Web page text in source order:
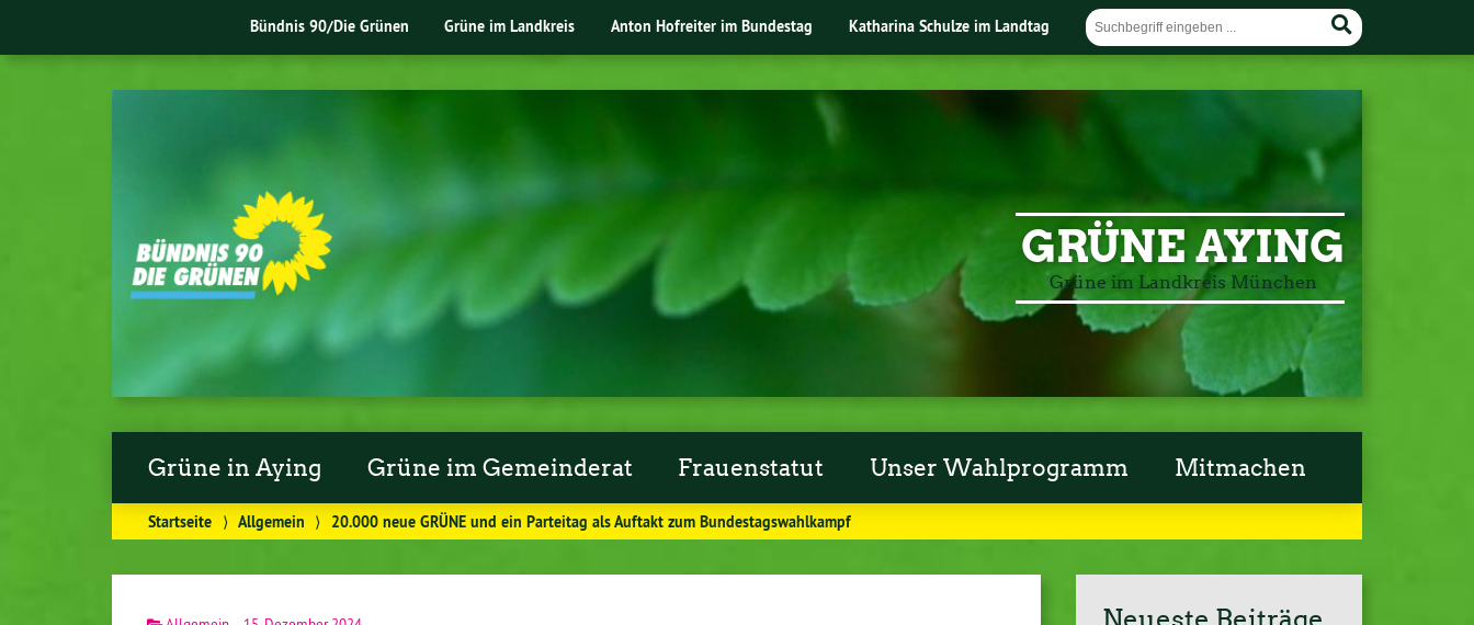
Bündnis 90/Die Grünen Grüne im Landkreis Anton Hofreiter im Bundestag Katharina Schulze im Landtag
GRÜNE AYING
Grüne im Landkreis München
Grüne in Aying Grüne im Gemeinderat Frauenstatut Unser Wahlprogramm Mitmachen
Startseite ⟩ Allgemein ⟩ 20.000 neue GRÜNE und ein Parteitag als Auftakt zum Bundestagswahlkampf